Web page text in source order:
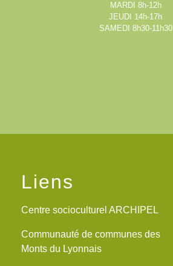
MARDI 8h-12h
JEUDI 14h-17h
SAMEDI 8h30-11h30
Liens
Centre socioculturel ARCHIPEL
Communauté de communes des
Monts du Lyonnais